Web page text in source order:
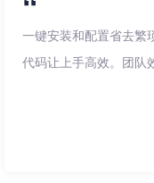
一键安装和配置省去繁
代码让上手高效。团队